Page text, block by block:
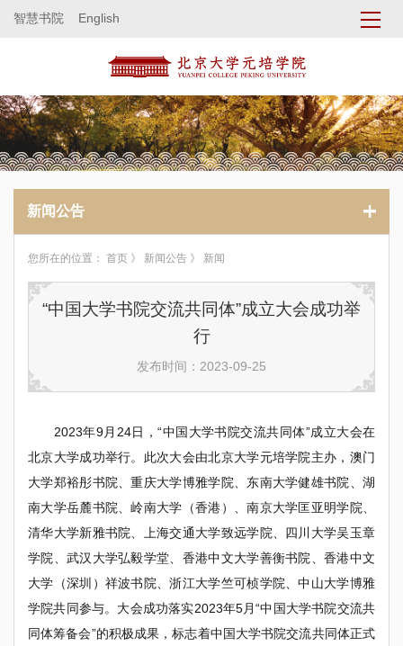
智慧书院 English
新闻公告
您所在的位置： 首页 》 新闻公告 》 新闻
“中国大学书院交流共同体”成立大会成功举
行
发布时间：2023-09-25
2023年9月24日，“中国大学书院交流共同体”成立大会在
北京大学成功举行。此次大会由北京大学元培学院主办，澳门
大学郑裕彤书院、重庆大学博雅学院、东南大学健雄书院、湖
南大学岳麓书院、岭南大学（香港）、南京大学匡亚明学院、
清华大学新雅书院、上海交通大学致远学院、四川大学吴玉章
学院、武汉大学弘毅学堂、香港中文大学善衡书院、香港中文
大学（深圳）祥波书院、浙江大学竺可桢学院、中山大学博雅
学院共同参与。大会成功落实2023年5月“中国大学书院交流共
同体筹备会”的积极成果，标志着中国大学书院交流共同体正式